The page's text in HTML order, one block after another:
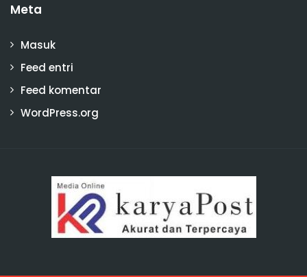
Meta
Masuk
Feed entri
Feed komentar
WordPress.org